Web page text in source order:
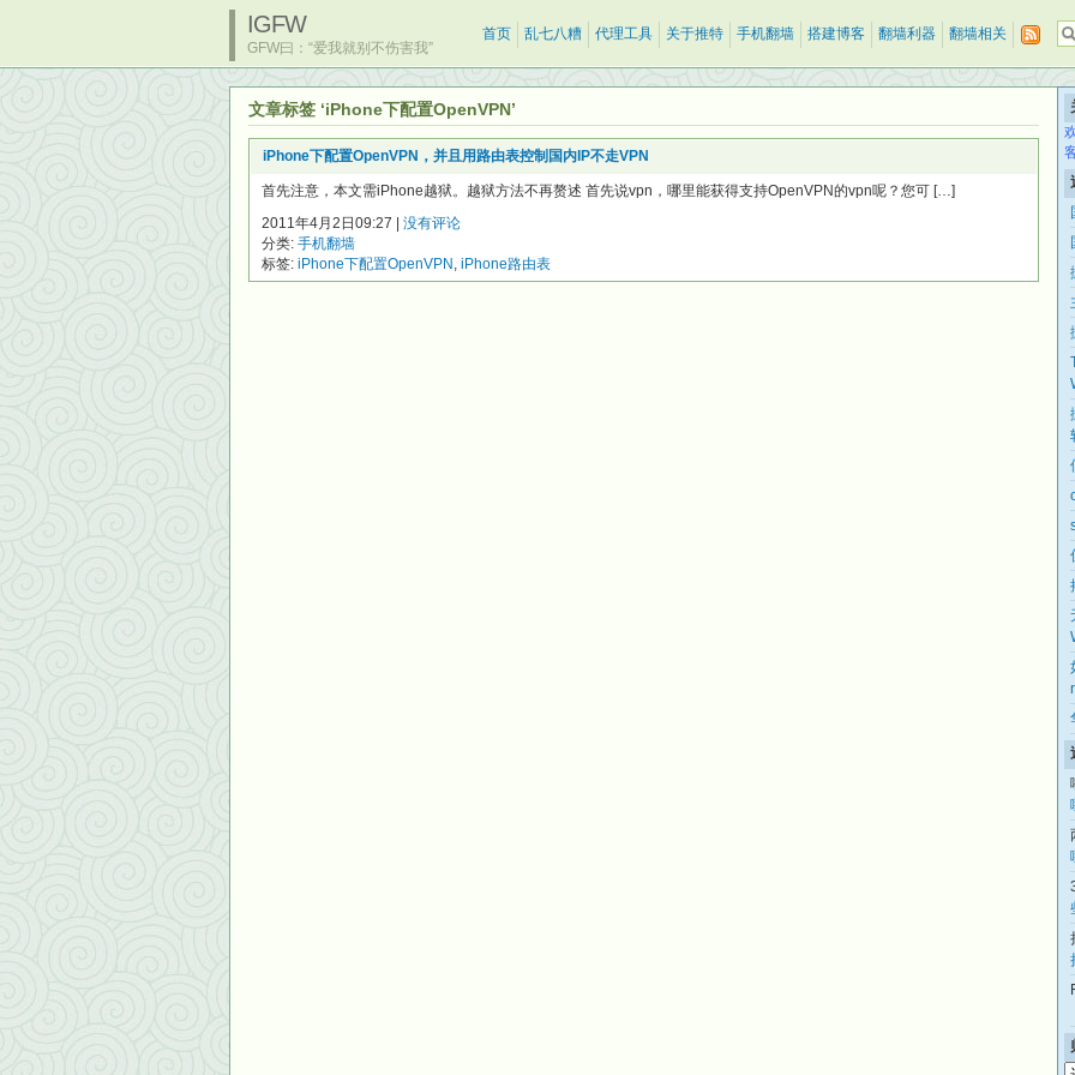
IGFW
GFW曰：“爱我就别不伤害我”
首页 乱七八糟 代理工具 关于推特 手机翻墙 搭建博客 翻墙利器 翻墙相关
文章标签 ‘iPhone下配置OpenVPN’
iPhone下配置OpenVPN，并且用路由表控制国内IP不走VPN
首先注意，本文需iPhone越狱。越狱方法不再赘述 首先说vpn，哪里能获得支持OpenVPN的vpn呢？您可 […]
2011年4月2日09:27 | 没有评论
分类: 手机翻墙
标签: iPhone下配置OpenVPN , iPhone路由表